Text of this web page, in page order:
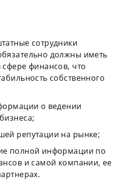
сотрудники
должны иметь
финансов, что
собственного
о ведении
репутации на рынке;
полной информации по
и самой компании, ее